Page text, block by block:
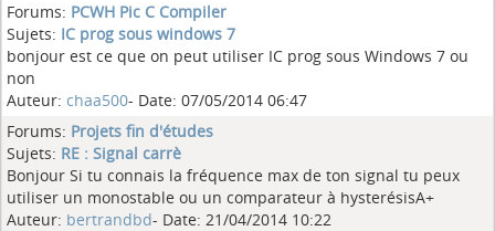
Forums: PCWH Pic C Compiler
Sujets: IC prog sous windows 7
bonjour est ce que on peut utiliser IC prog sous Windows 7 ou
non
Auteur: chaa500- Date: 07/05/2014 06:47
Forums: Projets fin d'études
Sujets: RE : Signal carrè
Bonjour Si tu connais la fréquence max de ton signal tu peux
utiliser un monostable ou un comparateur à hysterésisA+
Auteur: bertrandbd- Date: 21/04/2014 10:22